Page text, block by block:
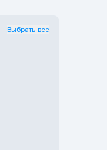
Выбрать все